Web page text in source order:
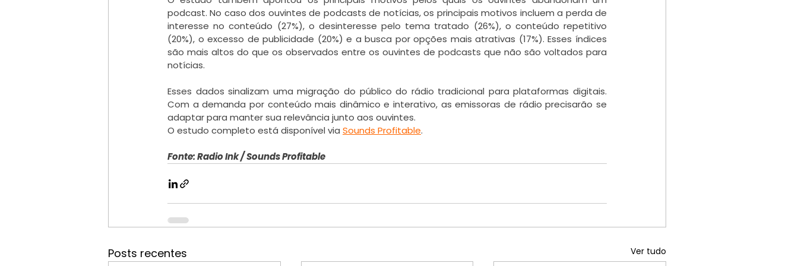
podcast. No caso dos ouvintes de podcasts de notícias, os principais motivos incluem a perda de
interesse no conteúdo (27%), o desinteresse pelo tema tratado (26%), o conteúdo repetitivo
(20%), o excesso de publicidade (20%) e a busca por opções mais atrativas (17%). Esses índices
são mais altos do que os observados entre os ouvintes de podcasts que não são voltados para
notícias.
Esses dados sinalizam uma migração do público do rádio tradicional para plataformas digitais.
Com a demanda por conteúdo mais dinâmico e interativo, as emissoras de rádio precisarão se
adaptar para manter sua relevância junto aos ouvintes.
O estudo completo está disponível via Sounds Profitable.
Fonte: Radio Ink / Sounds Profitable
Posts recentes Ver tudo